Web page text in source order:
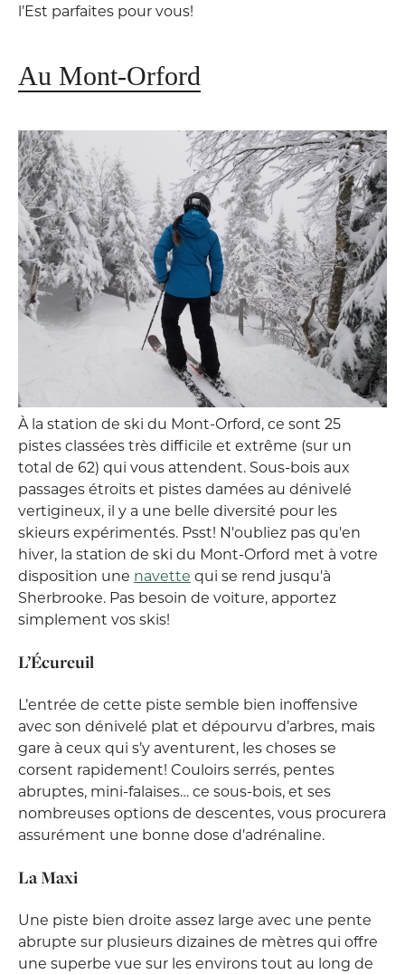
l’Est parfaites pour vous!
Au Mont-Orford
À la station de ski du Mont-Orford, ce sont 25
pistes classées très difficile et extrême (sur un
total de 62) qui vous attendent. Sous-bois aux
passages étroits et pistes damées au dénivelé
vertigineux, il y a une belle diversité pour les
skieurs expérimentés. Psst! N'oubliez pas qu'en
hiver, la station de ski du Mont-Orford met à votre
disposition une navette qui se rend jusqu'à
Sherbrooke. Pas besoin de voiture, apportez
simplement vos skis!
L’Écureuil
L’entrée de cette piste semble bien inoffensive
avec son dénivelé plat et dépourvu d’arbres, mais
gare à ceux qui s’y aventurent, les choses se
corsent rapidement! Couloirs serrés, pentes
abruptes, mini-falaises… ce sous-bois, et ses
nombreuses options de descentes, vous procurera
assurément une bonne dose d’adrénaline.
La Maxi
Une piste bien droite assez large avec une pente
abrupte sur plusieurs dizaines de mètres qui offre
une superbe vue sur les environs tout au long de